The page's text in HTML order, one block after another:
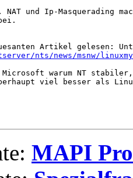
und Ip-Masquerading
nts/news/msnw/
Microsoft warum NT
viel besser als
MAPI